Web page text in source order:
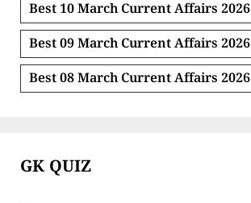
Best 10 March Current Affairs 2026
Best 09 March Current Affairs 2026
Best 08 March Current Affairs 2026
GK QUIZ